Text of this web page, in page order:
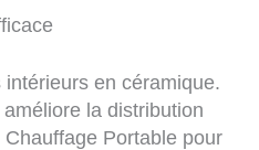
en céramique.
la distribution
Portable pour